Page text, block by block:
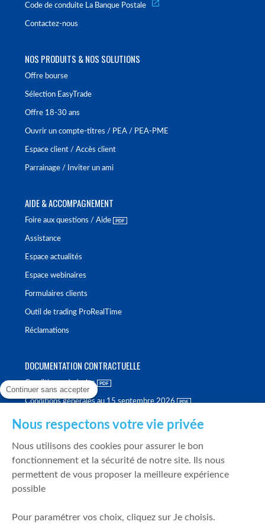
Code de conduite La Banque Postale
Contactez-nous
NOS PRODUITS & NOS SOLUTIONS
Offre bourse
Sélection EasyTrade
Offre 18-30 ans
Ouvrir un compte-titres / PEA / PEA-PME
Espace client / Accès client
Parrainage / Inviter un ami
AIDE & ACCOMPAGNEMENT
Foire aux questions / Aide
Assistance
Espace actualités
Espace webinaires
Formulaires clients
Outil de trading ProRealTime
Réclamations
DOCUMENTATION CONTRACTUELLE
Conditions générales
Conditions générales au 15 septembre 2026
Politique de meilleure sélection
Politique de durabilité
Fonds de garantie des dépôts et de résolution
Continuer sans accepter
Nous respectons votre vie privée
Nous utilisons des cookies pour assurer le bon
fonctionnement et la sécurité de notre site. Ils nous
permettent de vous proposer la meilleure expérience
possible
Pour paramétrer vos choix, cliquez sur Je choisis.